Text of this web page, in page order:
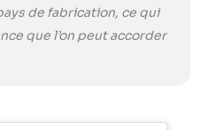
utilisation facile.
Parfait pour
cuisiner de grands
Idéal pour les
de fabrication, ce qui
que l’on peut accorder